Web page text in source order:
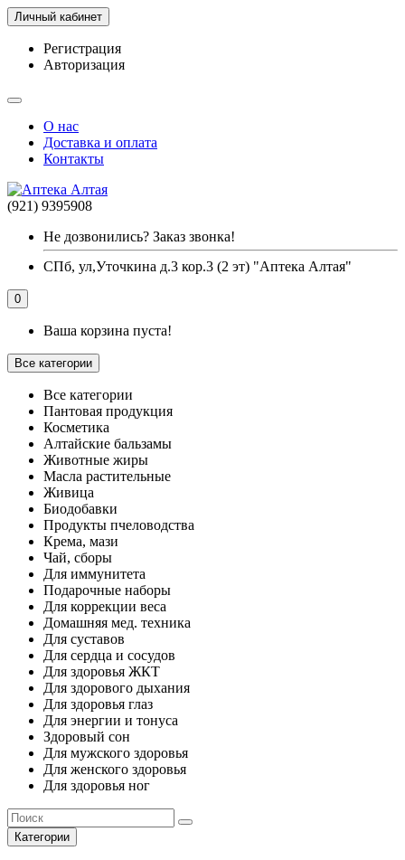
Личный кабинет
Регистрация
Авторизация
О нас
Доставка и оплата
Контакты
(921) 9395908
Не дозвонились? Заказ звонка!
СПб, ул,Уточкина д.3 кор.3 (2 эт) "Аптека Алтая"
0
Ваша корзина пуста!
Все категории
Все категории
Пантовая продукция
Косметика
Алтайские бальзамы
Животные жиры
Масла растительные
Живица
Биодобавки
Продукты пчеловодства
Крема, мази
Чай, сборы
Для иммунитета
Подарочные наборы
Для коррекции веса
Домашняя мед. техника
Для суставов
Для сердца и сосудов
Для здоровья ЖКТ
Для здорового дыхания
Для здоровья глаз
Для энергии и тонуса
Здоровый сон
Для мужского здоровья
Для женского здоровья
Для здоровья ног
Категории